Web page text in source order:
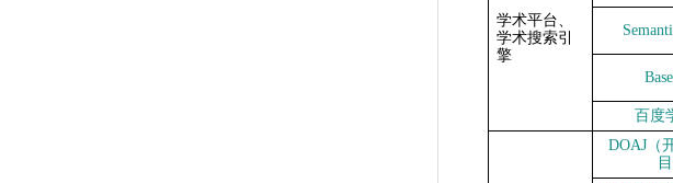
学术平台、
学术搜索引
擎
百度
DOAJ（